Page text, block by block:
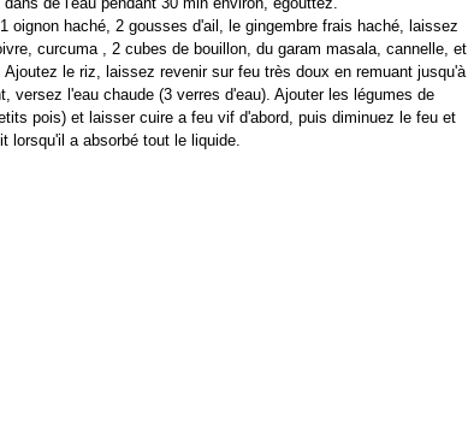
oignon haché, 2 gousses d'ail, le gingembre frais haché, laissez
curcuma , 2 cubes de bouillon, du garam masala, cannelle, et
le riz, laissez revenir sur feu très doux en remuant jusqu'à
versez l'eau chaude (3 verres d'eau). Ajouter les légumes de
pois) et laisser cuire a feu vif d'abord, puis diminuez le feu et
lorsqu'il a absorbé tout le liquide.